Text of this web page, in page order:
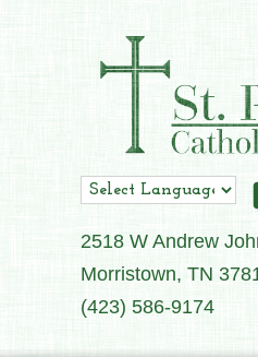
2518 W Andrew
Morristown, TN
(423) 586-9174